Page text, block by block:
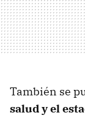
También se
salud y el